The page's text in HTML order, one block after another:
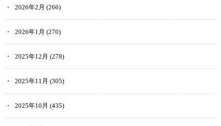
2026年2月 (266)
2026年1月 (270)
2025年12月 (278)
2025年11月 (305)
2025年10月 (435)